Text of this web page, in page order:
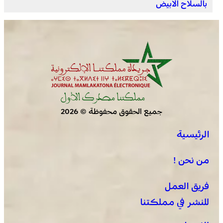
بالسلاح الأبيض
جميع الحقوق محفوظة © 2026
الرئيسية
من نحن !
فريق العمل
للنشر في مملكتنا